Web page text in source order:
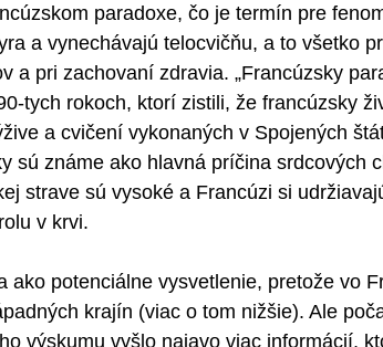
paradoxe, čo je termín pre
a vynechávajú telocvičňu, a to všetko
a pri zachovaní zdravia. „Francúzsky
tych rokoch, ktorí zistili, že francúzsky
a cvičení vykonaných v Spojených
sú známe ako hlavná príčina srdcových
strave sú vysoké a Francúzi si
v krvi.
ako potenciálne vysvetlenie, pretože vo
krajín (viac o tom nižšie). Ale
výskumu vyšlo najavo viac informácií,